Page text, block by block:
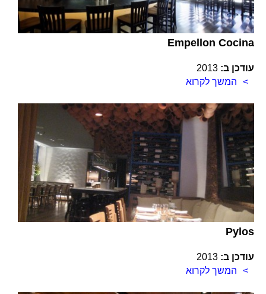
Empellon Cocina
עודכן ב: 2013
המשך לקרוא
Pylos
עודכן ב: 2013
המשך לקרוא